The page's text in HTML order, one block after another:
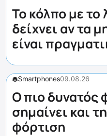
Το κόλπο με το
δείχνει αν τα
είναι
Smartphones09.08.26
Ο πιο δυνατός
σημαίνει και
φόρτιση